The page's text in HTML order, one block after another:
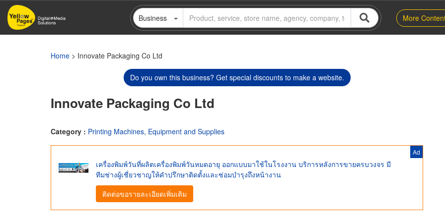
Skip
main
Business More
Home > Innovate Packaging Co Ltd
Do you own this business? Get special discounts to make a website.
Innovate Packaging Co Ltd
Category : Printing Machines, Equipment and Supplies
Ad
เครื่องพิมพ์วันที่ผลิตเครื่องพิมพ์วันหมดอายุ ออกแบบมาใช้ในโรงงาน บริการหลังการขายครบวงจร มี
ทีมช่างผู้เชี่ยวชาญให้คำปรึกษาติดตั้งและซ่อมบำรุงถึงหน้างาน
ติดต่อขอรายละเอียดเพิ่มเติม